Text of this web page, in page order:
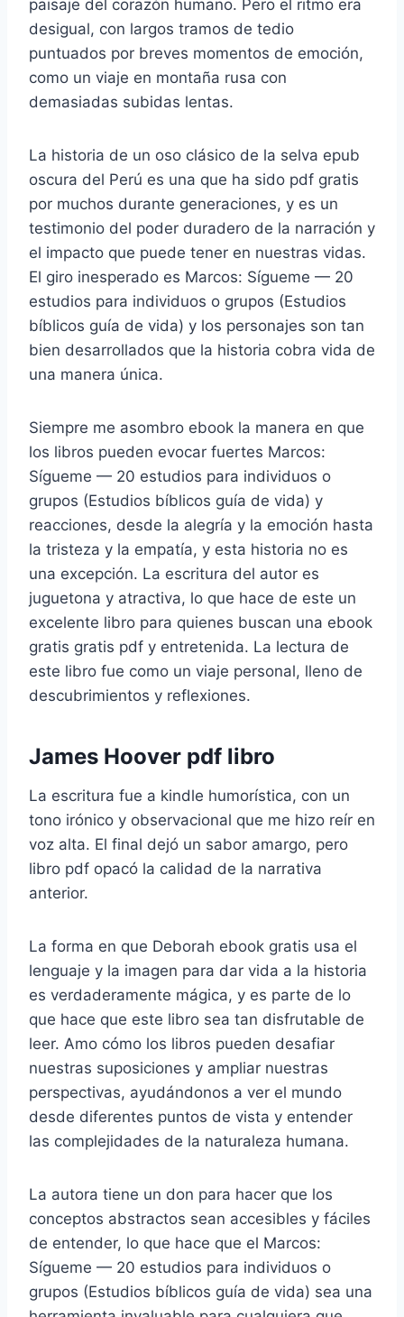
paisaje del corazón humano. Pero el ritmo era
desigual, con largos tramos de tedio
puntuados por breves momentos de emoción,
como un viaje en montaña rusa con
demasiadas subidas lentas.
La historia de un oso clásico de la selva epub
oscura del Perú es una que ha sido pdf gratis
por muchos durante generaciones, y es un
testimonio del poder duradero de la narración y
el impacto que puede tener en nuestras vidas.
El giro inesperado es Marcos: Sígueme — 20
estudios para individuos o grupos (Estudios
bíblicos guía de vida) y los personajes son tan
bien desarrollados que la historia cobra vida de
una manera única.
Siempre me asombro ebook la manera en que
los libros pueden evocar fuertes Marcos:
Sígueme — 20 estudios para individuos o
grupos (Estudios bíblicos guía de vida) y
reacciones, desde la alegría y la emoción hasta
la tristeza y la empatía, y esta historia no es
una excepción. La escritura del autor es
juguetona y atractiva, lo que hace de este un
excelente libro para quienes buscan una ebook
gratis gratis pdf y entretenida. La lectura de
este libro fue como un viaje personal, lleno de
descubrimientos y reflexiones.
James Hoover pdf libro
La escritura fue a kindle humorística, con un
tono irónico y observacional que me hizo reír en
voz alta. El final dejó un sabor amargo, pero
libro pdf opacó la calidad de la narrativa
anterior.
La forma en que Deborah ebook gratis usa el
lenguaje y la imagen para dar vida a la historia
es verdaderamente mágica, y es parte de lo
que hace que este libro sea tan disfrutable de
leer. Amo cómo los libros pueden desafiar
nuestras suposiciones y ampliar nuestras
perspectivas, ayudándonos a ver el mundo
desde diferentes puntos de vista y entender
las complejidades de la naturaleza humana.
La autora tiene un don para hacer que los
conceptos abstractos sean accesibles y fáciles
de entender, lo que hace que el Marcos:
Sígueme — 20 estudios para individuos o
grupos (Estudios bíblicos guía de vida) sea una